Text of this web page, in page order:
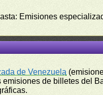
Emisiones
de Venezuela
de billetes del